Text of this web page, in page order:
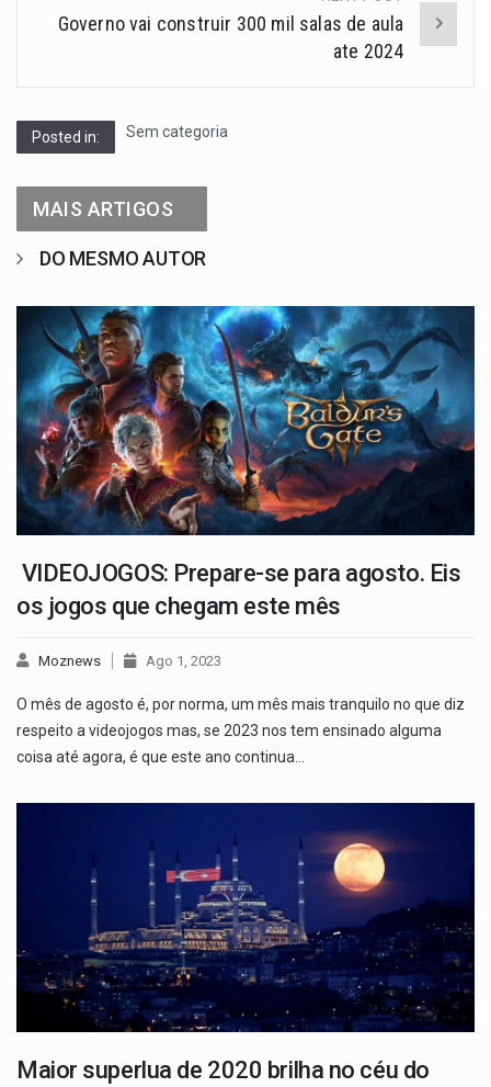
Governo vai construir 300 mil salas de aula
ate 2024
Posted in: Sem categoria
MAIS ARTIGOS
DO MESMO AUTOR
VIDEOJOGOS: Prepare-se para agosto. Eis
os jogos que chegam este mês
Moznews Ago 1, 2023
O mês de agosto é, por norma, um mês mais tranquilo no que diz
respeito a videojogos mas, se 2023 nos tem ensinado alguma
coisa até agora, é que este ano continua…
Maior superlua de 2020 brilha no céu do